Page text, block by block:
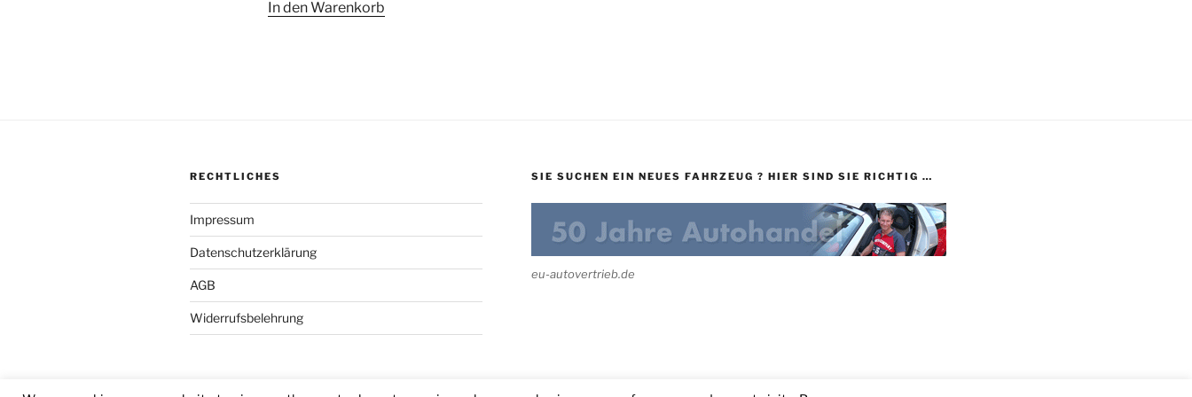
In den Warenkorb
RECHTLICHES
Impressum
Datenschutzerklärung
AGB
Widerrufsbelehrung
SIE SUCHEN EIN NEUES FAHRZEUG ? HIER SIND SIE RICHTIG …
eu-autovertrieb.de